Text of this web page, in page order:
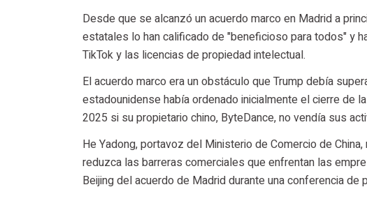
Desde que se alcanzó un acuerdo marco en Madrid a
estatales lo han calificado de "beneficioso para todos" y
TikTok y las licencias de propiedad intelectual.
El acuerdo marco era un obstáculo que Trump debía
estadounidense había ordenado inicialmente el cierre de
2025 si su propietario chino, ByteDance, no vendía sus
He Yadong, portavoz del Ministerio de Comercio de
reduzca las barreras comerciales que enfrentan las
Beijing del acuerdo de Madrid durante una conferencia de